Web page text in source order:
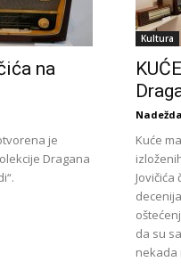
na
je
Dragana
Kultura
Kuće
da su
nekada